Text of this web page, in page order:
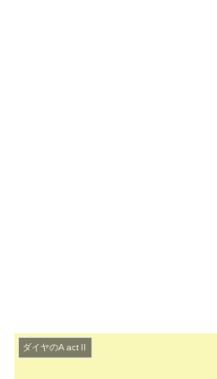
ダイヤのA actⅡ